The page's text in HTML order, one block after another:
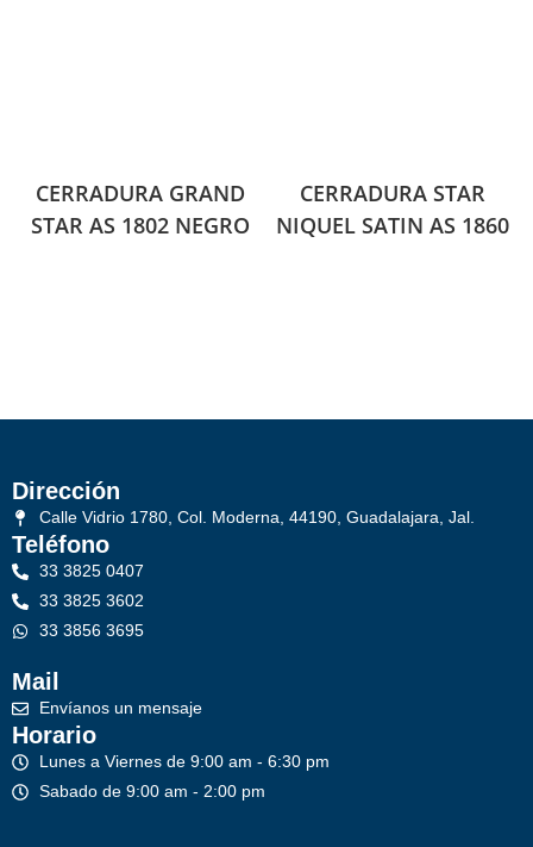
CERRADURA GRAND
STAR AS 1802 NEGRO
CERRADURA STAR
NIQUEL SATIN AS 1860
Dirección
Calle Vidrio 1780, Col. Moderna, 44190, Guadalajara, Jal.
Teléfono
33 3825 0407
33 3825 3602
33 3856 3695
Mail
Envíanos un mensaje
Horario
Lunes a Viernes de 9:00 am - 6:30 pm
Sabado de 9:00 am - 2:00 pm